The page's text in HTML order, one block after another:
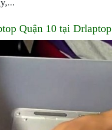
Quận 10 tại Drlaptop